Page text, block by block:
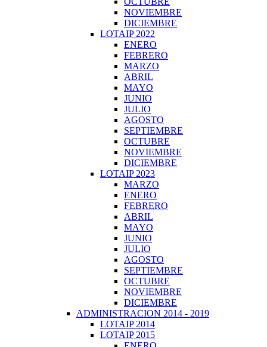
NOVIEMBRE
DICIEMBRE
LOTAIP 2022
ENERO
FEBRERO
MARZO
ABRIL
MAYO
JUNIO
JULIO
AGOSTO
SEPTIEMBRE
OCTUBRE
NOVIEMBRE
DICIEMBRE
LOTAIP 2023
MARZO
ENERO
FEBRERO
ABRIL
MAYO
JUNIO
JULIO
AGOSTO
SEPTIEMBRE
OCTUBRE
NOVIEMBRE
DICIEMBRE
ADMINISTRACION 2014 - 2019
LOTAIP 2014
LOTAIP 2015